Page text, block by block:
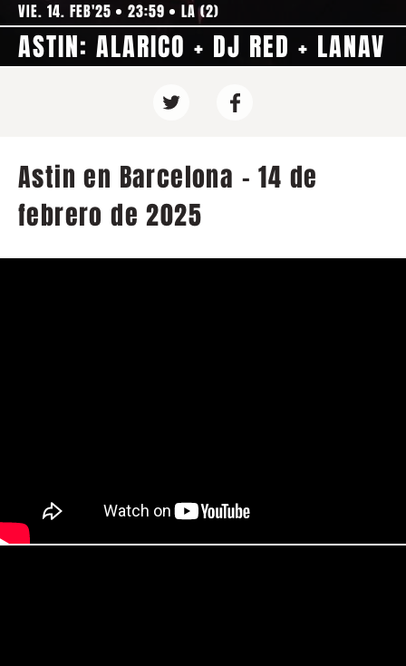
VIE. 14. FEB'25 23:59 LA (2)
ASTIN: ALARICO + DJ RED + LANAV
Astin en Barcelona - 14 de
febrero de 2025